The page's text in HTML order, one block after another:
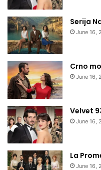
Serija
June 16,
Crno
June 16,
Velvet
June 16,
La
June 16,